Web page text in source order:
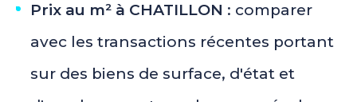
Prix au m² à CHATILLON : comparer
avec les transactions récentes portant
sur des biens de surface, d'état et